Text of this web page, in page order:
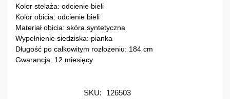
Kolor stelaża: odcienie bieli
Kolor obicia: odcienie bieli
Materiał obicia: skóra syntetyczna
Wypełnienie siedziska: pianka
Długość po całkowitym rozłożeniu: 184 cm
Gwarancja: 12 miesięcy
SKU:
126503